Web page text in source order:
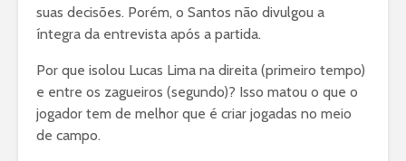
suas decisões. Porém, o Santos não divulgou a
íntegra da entrevista após a partida.
Por que isolou Lucas Lima na direita (primeiro tempo)
e entre os zagueiros (segundo)? Isso matou o que o
jogador tem de melhor que é criar jogadas no meio
de campo.